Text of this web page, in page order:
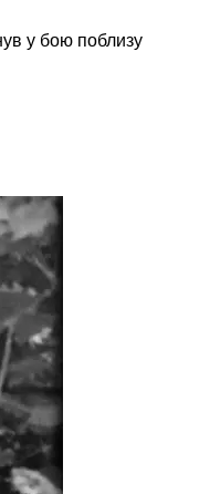
у бою поблизу